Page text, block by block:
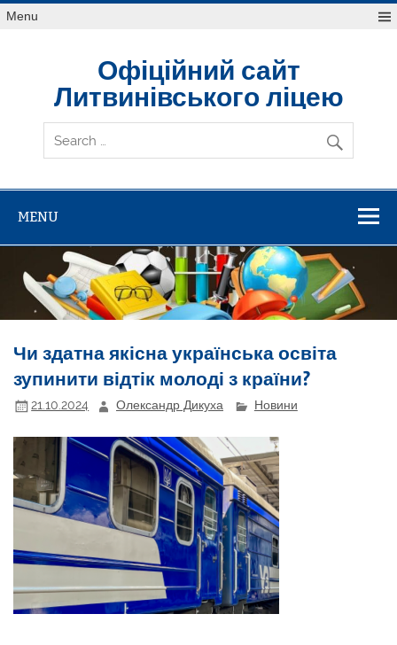
Skip
toMenu
Офіційний сайт
Литвинівського ліцею
MENU
Чи здатна якісна українська освіта
зупинити відтік молоді з країни?
21.10.2024 Олександр Дикуха Новини